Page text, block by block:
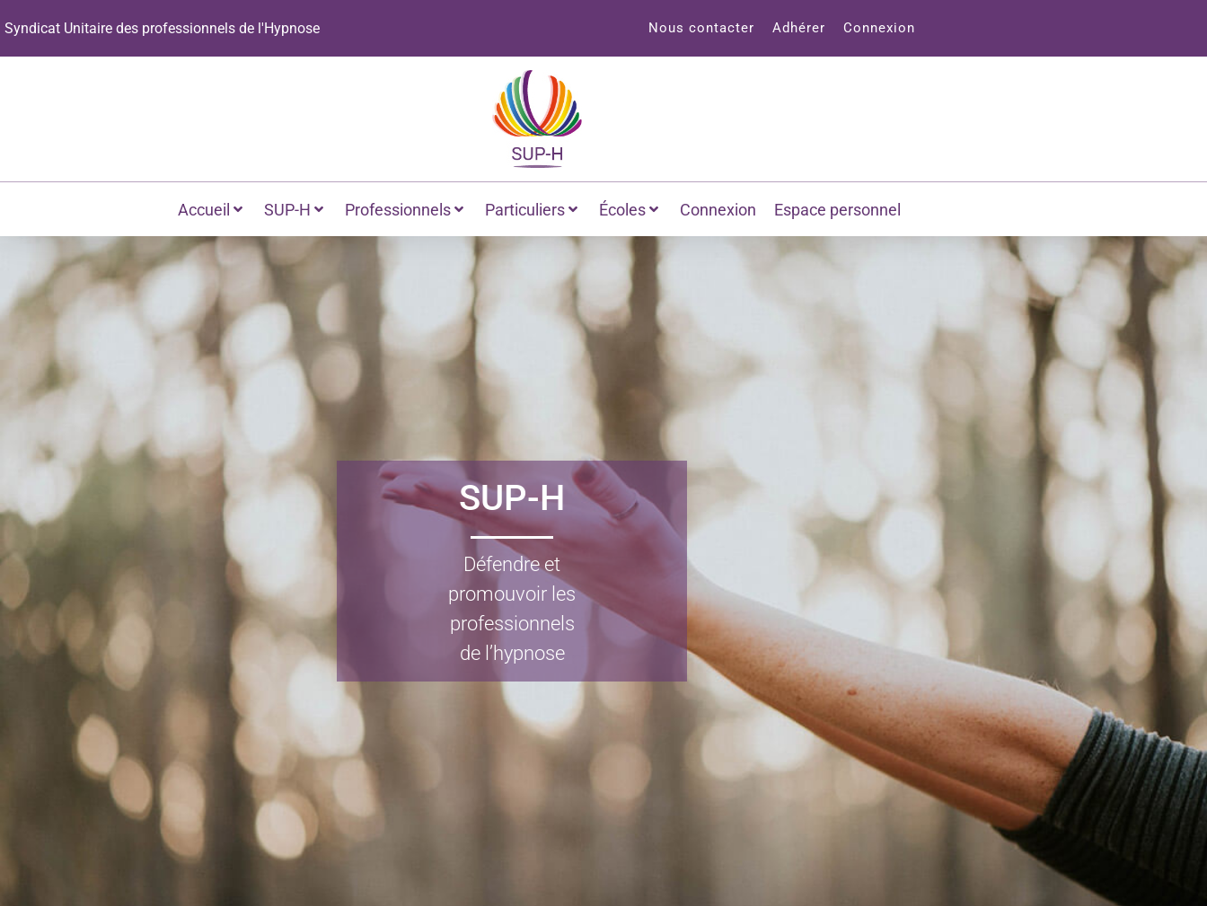
Syndicat Unitaire des professionnels de l'Hypnose Nous contacter Adhérer Connexion
Accueil SUP-H Professionnels Particuliers Écoles Connexion Espace personnel
SUP-H
Défendre et
promouvoir les
professionnels
de l’hypnose